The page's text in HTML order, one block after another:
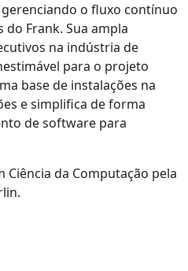
o fluxo contínuo
Frank. Sua ampla
na indústria de
para o projeto
base de instalações na
e simplifica de forma
de software para
Ciência da Computação pela